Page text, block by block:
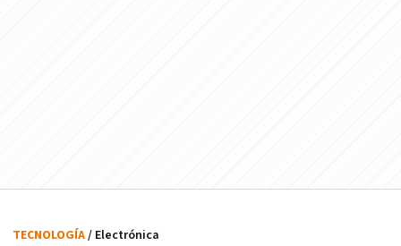
TECNOLOGÍA/ Electrónica